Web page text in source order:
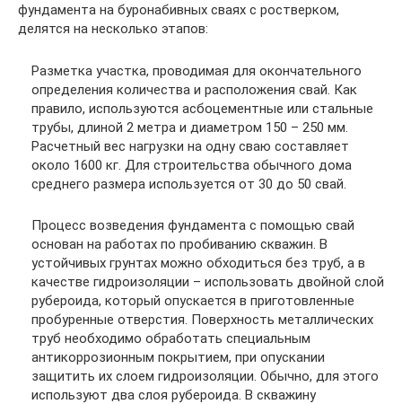
фундамента на буронабивных сваях с ростверком,
делятся на несколько этапов:
Разметка участка, проводимая для окончательного
определения количества и расположения свай. Как
правило, используются асбоцементные или стальные
трубы, длиной 2 метра и диаметром 150 – 250 мм.
Расчетный вес нагрузки на одну сваю составляет
около 1600 кг. Для строительства обычного дома
среднего размера используется от 30 до 50 свай.
Процесс возведения фундамента с помощью свай
основан на работах по пробиванию скважин. В
устойчивых грунтах можно обходиться без труб, а в
качестве гидроизоляции – использовать двойной слой
рубероида, который опускается в приготовленные
пробуренные отверстия. Поверхность металлических
труб необходимо обработать специальным
антикоррозионным покрытием, при опускании
защитить их слоем гидроизоляции. Обычно, для этого
используют два слоя рубероида. В скважину